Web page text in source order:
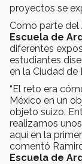
proyectos se
Como parte del
Escuela de
diferentes
estudiantes
en la Ciudad de
“El reto era
México en un
objeto suizo.
realizamos
aquí en la
comentó
Escuela de